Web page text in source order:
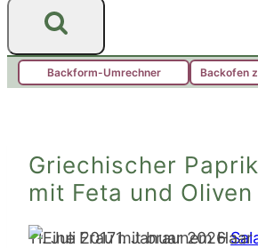
Backform-Umrechner Backofen
Griechischer
mit Feta und Oliven
11. Juli 20171. Januar 2026